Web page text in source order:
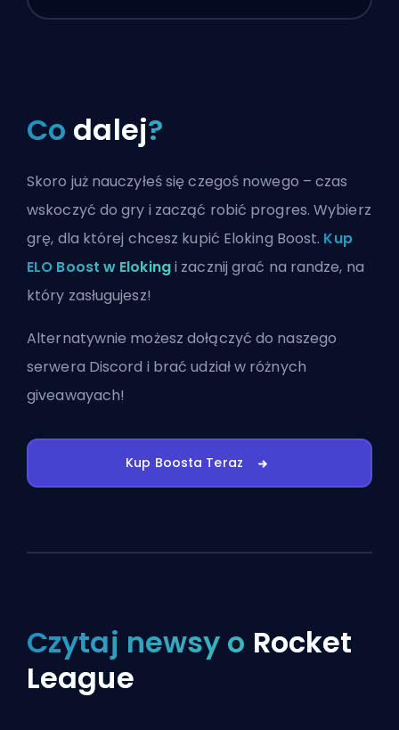
Co dalej?
Skoro już nauczyłeś się czegoś nowego – czas
wskoczyć do gry i zacząć robić progres. Wybierz
grę, dla której chcesz kupić Eloking Boost. Kup
ELO Boost w Elokingi zacznij grać na randze, na
który zasługujesz!
Alternatywnie możeszdołączyć do naszego
serwera Discord i brać udział w różnych
giveawayach!
Kup Boosta Teraz
Czytaj newsy o Rocket
League